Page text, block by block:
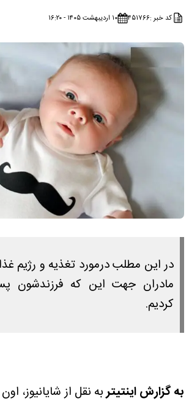
کد خبر :۴۵۱۷۶۶ ۱۰ اردیبهشت ۱۴۰۵ - ۱۶:۲۰
در این مطلب درمورد تغذیه و رژیم
مادران جهت این که فرزندشون
کردیم.
به گزارش اینتیتربه نقل از شایانیوز،